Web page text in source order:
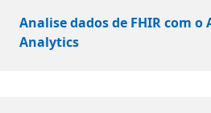
Analise dados de FHIR com o
Analytics